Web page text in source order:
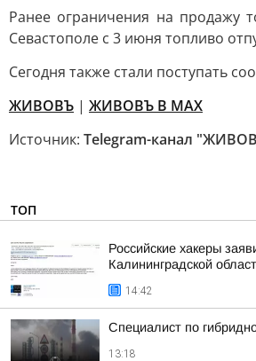
Ранее ограничения на продажу
Севастополе с 3 июня топливо
Сегодня также стали поступать
ЖИВОВЪ | ЖИВОВЪ В МАХ
Источник: Telegram-канал
ТОП
Российские хакеры
Калининградской
14:42
Специалист по
13:18